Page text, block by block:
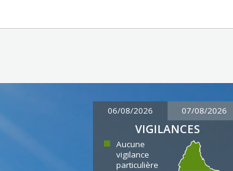
06/08/2026 07/08/2026
VIGILANCES
Aucune
vigilance
particulière